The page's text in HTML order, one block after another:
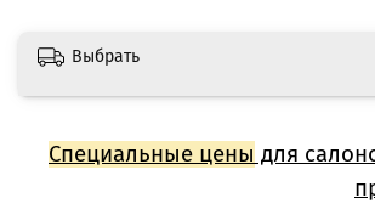
Выбрать
Специальные цены для